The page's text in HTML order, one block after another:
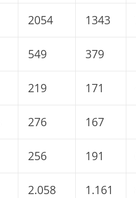
2054 1343
549 379
219 171
276 167
256 191
2.058 1.161